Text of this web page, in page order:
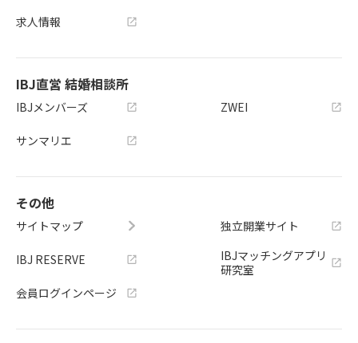
求人情報
IBJ直営 結婚相談所
IBJメンバーズ
サンマリエ
ZWEI
その他
サイトマップ
IBJ RESERVE
会員ログインページ
独立開業サイト
IBJマッチングアプリ
研究室